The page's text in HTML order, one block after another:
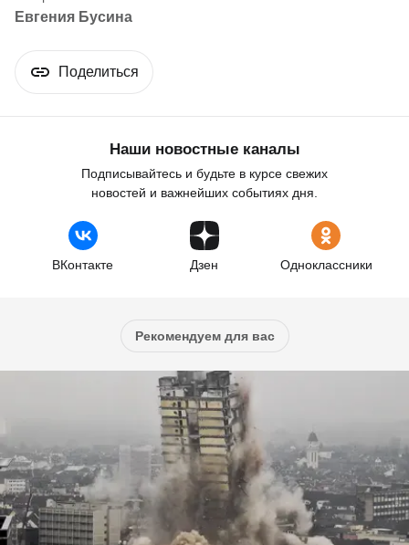
Евгения Бусина
Поделиться
Наши новостные каналы
Подписывайтесь и будьте в курсе свежих
новостей и важнейших событиях дня.
ВКонтакте Дзен Одноклассники
Рекомендуем для вас